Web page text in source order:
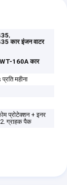
,
कार इंजन वाटर
160A कार
महीना
प्रोटेक्शन + इनर
2. ग्राहक पैक